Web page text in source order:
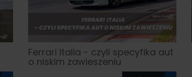
Ferrari Italia - czyli specyfika aut
o niskim zawieszeniu